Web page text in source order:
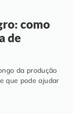
como
de
da produção
que pode ajudar